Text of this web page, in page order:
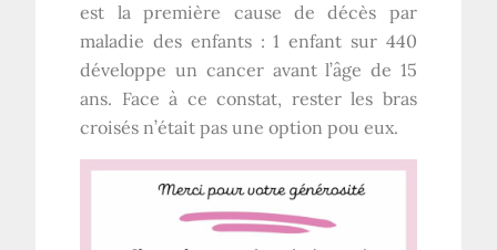
est la première cause de décès par
maladie des enfants : 1 enfant sur 440
développe un cancer avant l’âge de 15
ans. Face à ce constat, rester les bras
croisés n’était pas une option pou eux.